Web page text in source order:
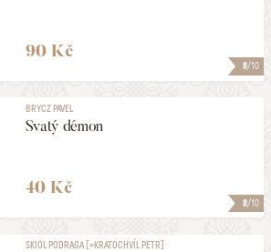
8/10
90 Kč
8/10
BRYCZ PAVEL
Svatý démon
40 Kč
SKIOL PODRAGA [=KRATOCHVÍL PETR]